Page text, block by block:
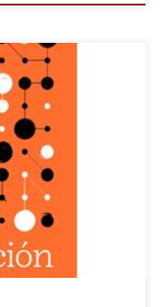
se dice hoy sobre la
campo ya no se
nuevas
de forma
en nuestros